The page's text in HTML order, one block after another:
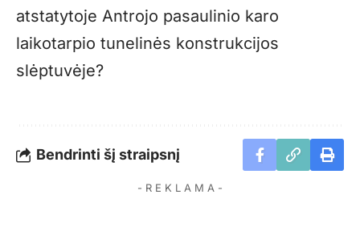
atstatytoje Antrojo pasaulinio karo
laikotarpio tunelinės konstrukcijos
slėptuvėje?
Bendrinti šį straipsnį
- R E K L A M A -